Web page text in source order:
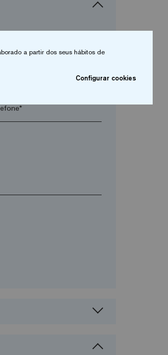
arrow_drop_down
a partir dos seus hábitos de
Configurar cookies